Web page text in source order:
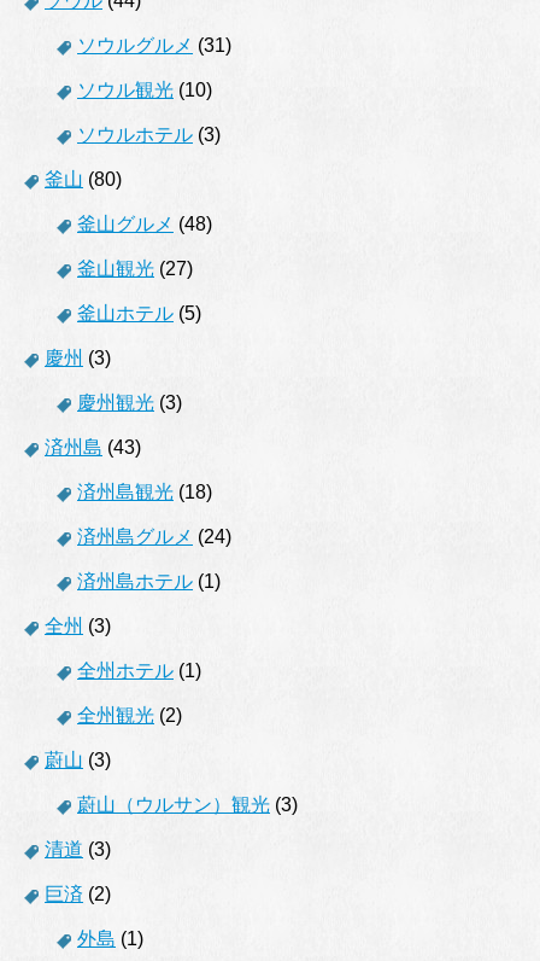
ソウルグルメ (31)
ソウル観光 (10)
ソウルホテル (3)
釜山 (80)
釜山グルメ (48)
釜山観光 (27)
釜山ホテル (5)
慶州 (3)
慶州観光 (3)
済州島 (43)
済州島観光 (18)
済州島グルメ (24)
済州島ホテル (1)
全州 (3)
全州ホテル (1)
全州観光 (2)
蔚山 (3)
蔚山（ウルサン）観光 (3)
清道 (3)
巨済 (2)
外島 (1)